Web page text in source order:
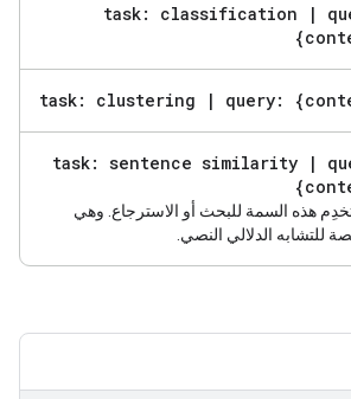
task: classification |
task: clustering | query:
task: sentence similarity |
هذه السمة للبحث أو الاسترجاع. وهي
للتشابه الدلالي النصي.